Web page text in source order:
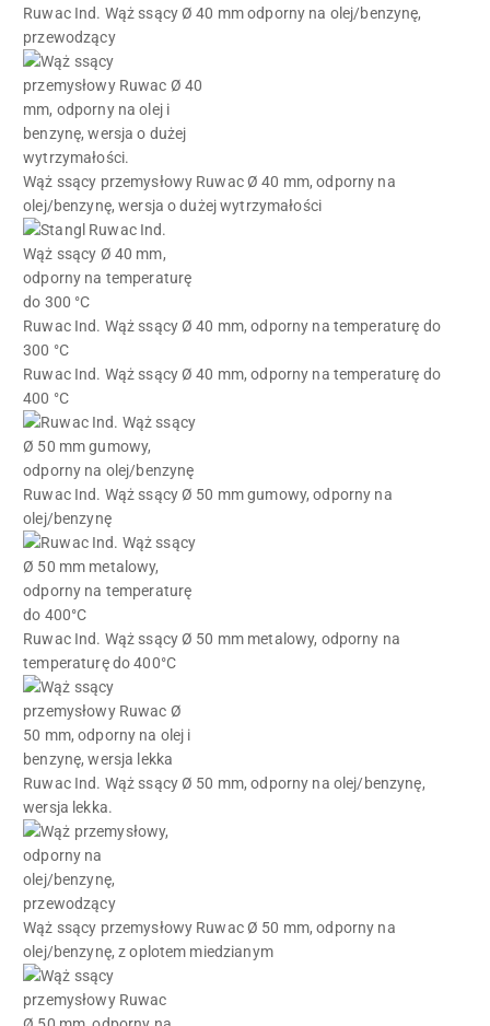
Ruwac Ind. Wąż ssący Ø 40 mm odporny na olej/benzynę,
przewodzący
Wąż ssący przemysłowy Ruwac Ø 40 mm, odporny na
olej/benzynę, wersja o dużej wytrzymałości
Ruwac Ind. Wąż ssący Ø 40 mm, odporny na temperaturę do
300 °C
Ruwac Ind. Wąż ssący Ø 40 mm, odporny na temperaturę do
400 °C
Ruwac Ind. Wąż ssący Ø 50 mm gumowy, odporny na
olej/benzynę
Ruwac Ind. Wąż ssący Ø 50 mm metalowy, odporny na
temperaturę do 400°C
Ruwac Ind. Wąż ssący Ø 50 mm, odporny na olej/benzynę,
wersja lekka.
Wąż ssący przemysłowy Ruwac Ø 50 mm, odporny na
olej/benzynę, z oplotem miedzianym